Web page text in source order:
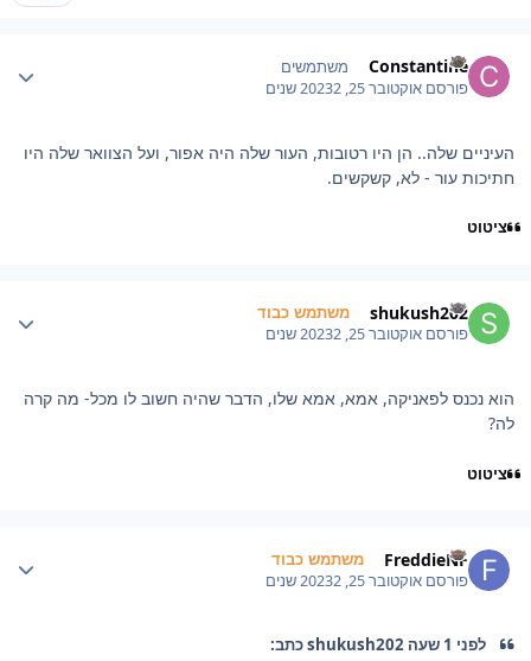
Constantine משתמשים
פורסםאוקטובר 25, 2023 2 שנים
העיניים שלה.. הן היו רטובות, העור שלה היה אפור, ועל הצוואר שלה היו
חתיכות עור - לא, קשקשים.
ציטוט
shukush202 משתמש כבוד
פורסםאוקטובר 25, 2023 2 שנים
הוא נכנס לפאניקה, אמא, אמא שלו, הדבר שהיה חשוב לו מכל- מה קרה
לה?
ציטוט
FreddieNF משתמש כבוד
פורסםאוקטובר 25, 2023 2 שנים
לפני 1 שעה shukush202 כתב: